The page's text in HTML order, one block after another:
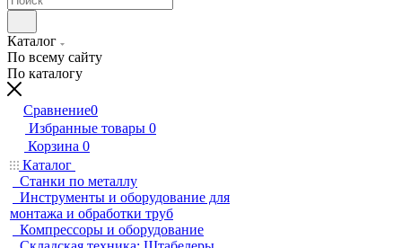
Каталог
По всему сайту
По каталогу
Сравнение0
Избранные товары 0
Корзина 0
Каталог
Станки по металлу
Инструменты и оборудование для
монтажа и обработки труб
Компрессоры и оборудование